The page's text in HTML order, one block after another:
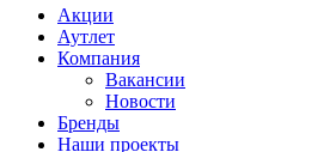
Акции
Аутлет
Компания
Вакансии
Новости
Бренды
Наши проекты